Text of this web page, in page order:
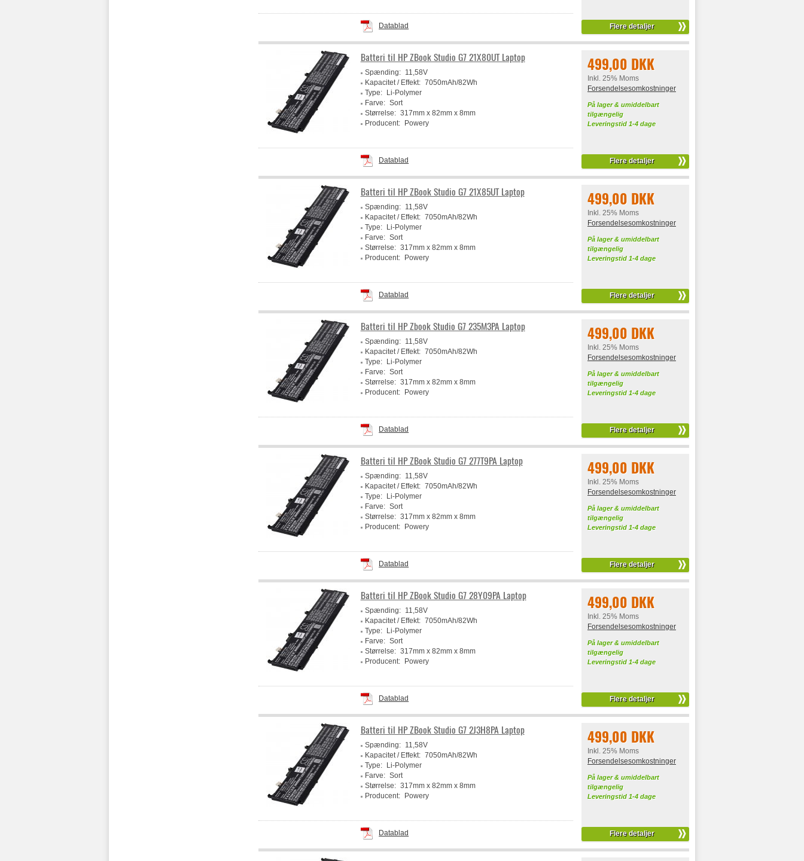
Flere detaljer
Datablad
499,00 DKK
Inkl. 25% Moms
Forsendelsesomkostninger
På lager & umiddelbart
tilgængelig
Leveringstid 1-4 dage
Flere detaljer
Batteri til HP ZBook Studio G7 21X80UT Laptop
Spænding:
11,58V
Kapacitet / Effekt: 7050mAh/82Wh
Type:
Li-Polymer
Farve: Sort
Størrelse: 317mm x 82mm x 8mm
Producent:
Powery
Datablad
499,00 DKK
Inkl. 25% Moms
Forsendelsesomkostninger
På lager & umiddelbart
tilgængelig
Leveringstid 1-4 dage
Flere detaljer
Batteri til HP ZBook Studio G7 21X85UT Laptop
Spænding:
11,58V
Kapacitet / Effekt: 7050mAh/82Wh
Type:
Li-Polymer
Farve: Sort
Størrelse: 317mm x 82mm x 8mm
Producent:
Powery
Datablad
499,00 DKK
Inkl. 25% Moms
Forsendelsesomkostninger
På lager & umiddelbart
tilgængelig
Leveringstid 1-4 dage
Flere detaljer
Batteri til HP Zbook Studio G7 235M3PA Laptop
Spænding:
11,58V
Kapacitet / Effekt: 7050mAh/82Wh
Type:
Li-Polymer
Farve: Sort
Størrelse: 317mm x 82mm x 8mm
Producent:
Powery
Datablad
499,00 DKK
Inkl. 25% Moms
Forsendelsesomkostninger
På lager & umiddelbart
tilgængelig
Leveringstid 1-4 dage
Flere detaljer
Batteri til HP ZBook Studio G7 277T9PA Laptop
Spænding:
11,58V
Kapacitet / Effekt: 7050mAh/82Wh
Type:
Li-Polymer
Farve: Sort
Størrelse: 317mm x 82mm x 8mm
Producent:
Powery
Datablad
499,00 DKK
Inkl. 25% Moms
Forsendelsesomkostninger
På lager & umiddelbart
tilgængelig
Leveringstid 1-4 dage
Flere detaljer
Batteri til HP ZBook Studio G7 28Y09PA Laptop
Spænding:
11,58V
Kapacitet / Effekt: 7050mAh/82Wh
Type:
Li-Polymer
Farve: Sort
Størrelse: 317mm x 82mm x 8mm
Producent:
Powery
Datablad
499,00 DKK
Inkl. 25% Moms
Forsendelsesomkostninger
På lager & umiddelbart
tilgængelig
Leveringstid 1-4 dage
Flere detaljer
Batteri til HP ZBook Studio G7 2J3H8PA Laptop
Spænding:
11,58V
Kapacitet / Effekt: 7050mAh/82Wh
Type:
Li-Polymer
Farve: Sort
Størrelse: 317mm x 82mm x 8mm
Producent:
Powery
Datablad